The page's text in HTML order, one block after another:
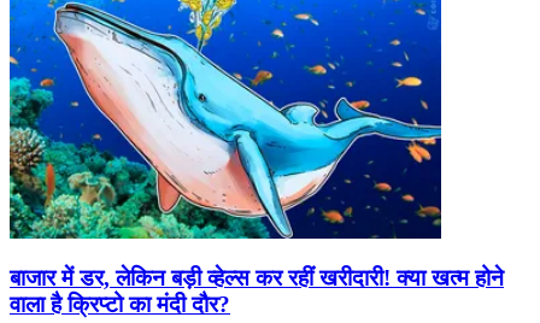
बाजार में डर, लेकिन बड़ी व्हेल्स कर रहीं खरीदारी! क्या खत्म होने
वाला है क्रिप्टो का मंदी दौर?